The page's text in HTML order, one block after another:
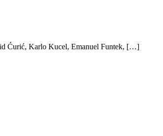
Ćurić, Karlo Kucel, Emanuel Funtek, […]